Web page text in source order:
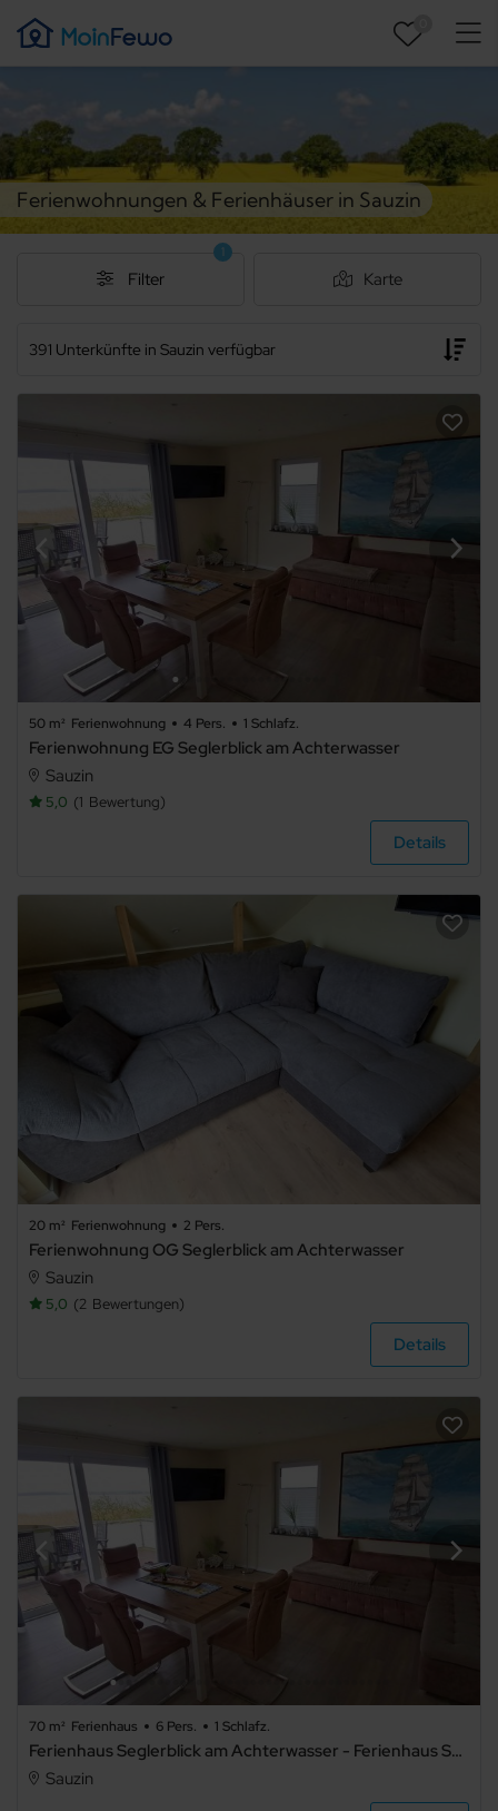
Ferienwohnungen & Ferienhäuser in Sauzin
391 Unterkünfte in Sauzin verfügbar
Filter
1
Karte
50 m² Ferienwohnung 4 Pers. 1 Schlafz.
Ferienwohnung EG Seglerblick am Achterwasser
Sauzin
5,0 1 Bewertung
Details
20 m² Ferienwohnung 2 Pers.
Ferienwohnung OG Seglerblick am Achterwasser
Sauzin
5,0 2 Bewertungen
Details
70 m² Ferienhaus 6 Pers. 1 Schlafz.
Ferienhaus Seglerblick am Achterwasser - Ferienhaus Seglerblick - komplettes Haus
Sauzin